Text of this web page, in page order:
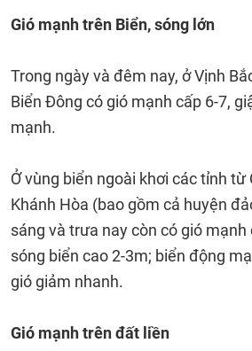
Gió mạnh trên Biển, sóng lớn
Trong ngày và đêm nay, ở Vịnh
Biển Đông có gió mạnh cấp 6-7,
mạnh.
Ở vùng biển ngoài khơi các tỉnh từ
Khánh Hòa (bao gồm cả huyện
sáng và trưa nay còn có gió mạnh
sóng biển cao 2-3m; biển động
gió giảm nhanh.
Gió mạnh trên đất liền